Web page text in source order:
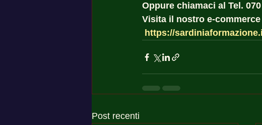
Oppure chiamaci al Tel.
Visita il nostro e-
https://
Post recenti